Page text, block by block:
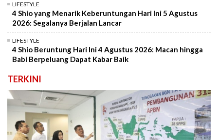
LIFESTYLE
4 Shio yang Menarik Keberuntungan Hari Ini 5 Agustus
2026: Segalanya Berjalan Lancar
LIFESTYLE
4 Shio Beruntung Hari Ini 4 Agustus 2026: Macan hingga
Babi Berpeluang Dapat Kabar Baik
TERKINI